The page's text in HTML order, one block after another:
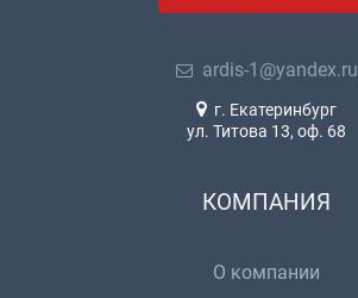
ardis-1@yandex.ru
г. Екатеринбург
ул. Титова 13, оф. 68
КОМПАНИЯ
О компании